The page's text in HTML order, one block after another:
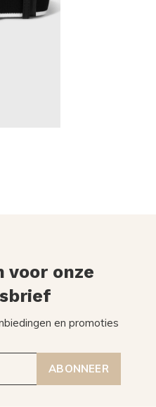
voor onze
en promoties
ABONNEER